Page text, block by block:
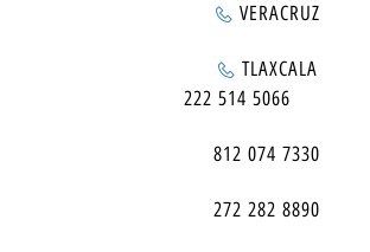
VERACRUZ
TLAXCALA
222 514 5066
812 074 7330
272 282 8890